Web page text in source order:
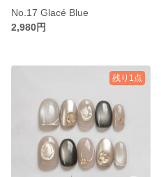
No.17 Glacé Blue
2,980円
残り1点